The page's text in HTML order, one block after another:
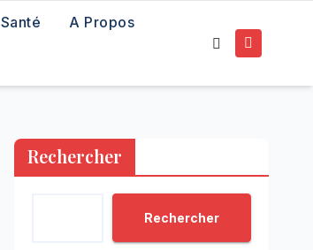
Santé A Propos
Rechercher
Rechercher